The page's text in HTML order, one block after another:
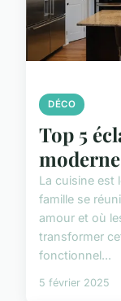
DÉCO
Top 5
La cuisine est
famille se
amour et où
transformer
fonctionnel...
5 février 2025